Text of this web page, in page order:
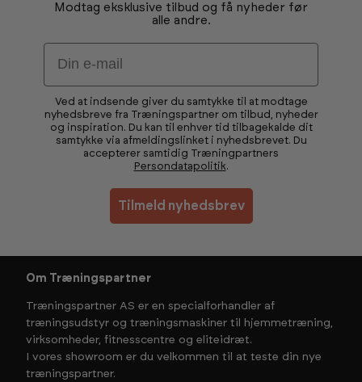
Modtag eksklusive tilbud og få nyheder før
alle andre.
Email
Ved at indsende giver du samtykke til at modtage
nyhedsbreve fra Træningspartner om tilbud, nyheder
og inspiration. Du kan til enhver tid tilbagekalde dit
samtykke via afmeldingslinket i nyhedsbrevet. Du
accepterer samtidig Træningpartners
Persondatapolitik.
Tilmeld nyhedsbrev
Om Træningspartner
Træningspartner AS er en specialforhandler af
træningsudstyr og træningsmaskiner til hjemmetræning,
virksomheder, fitnesscentre og eliteidræt.
I vores showroom er du velkommen til at teste din nye
træningspartner.